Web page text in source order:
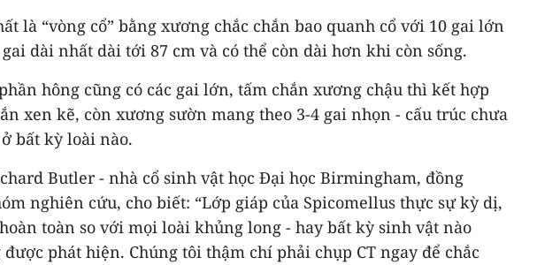
là “vòng cổ” bằng xương chắc chắn bao quanh cổ với 10 gai lớn
dài nhất dài tới 87 cm và có thể còn dài hơn khi còn sống.
hông cũng có các gai lớn, tấm chắn xương chậu thì kết hợp
xen kẽ, còn xương sườn mang theo 3-4 gai nhọn - cấu trúc chưa
bất kỳ loài nào.
Butler - nhà cổ sinh vật học Đại học Birmingham, đồng
nghiên cứu, cho biết: “Lớp giáp của Spicomellus thực sự kỳ dị,
toàn so với mọi loài khủng long - hay bất kỳ sinh vật nào
phát hiện. Chúng tôi thậm chí phải chụp CT ngay để chắc